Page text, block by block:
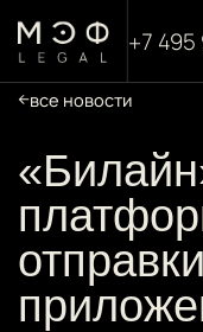
+7 495
все новости